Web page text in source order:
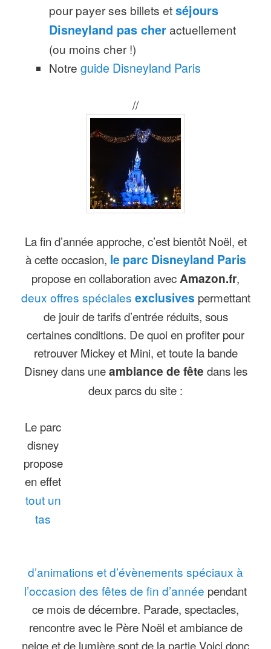
pour payer ses billets etséjours
Disneyland pas cheractuellement
(ou moins cher !)
Notre guide Disneyland Paris
//
La fin d’année approche, c’est bientôt Noël, et
à cette occasion, le parc Disneyland Paris
propose en collaboration avecAmazon.fr,
deux offres spéciales exclusives permettant
de jouir de tarifs d’entrée réduits, sous
certaines conditions. De quoi en profiter pour
retrouver Mickey et Mini, et toute la bande
Disney dans uneambiance de fête dans les
deux parcs du site :
Le parc
disney
propose
en effet
tout un
tas
d’animations et d’évènements spéciaux à
l’occasion des fêtes de fin d’année pendant
ce mois de décembre. Parade, spectacles,
rencontre avec le Père Noël et ambiance de
neige et de lumière sont de la partie.Voici donc